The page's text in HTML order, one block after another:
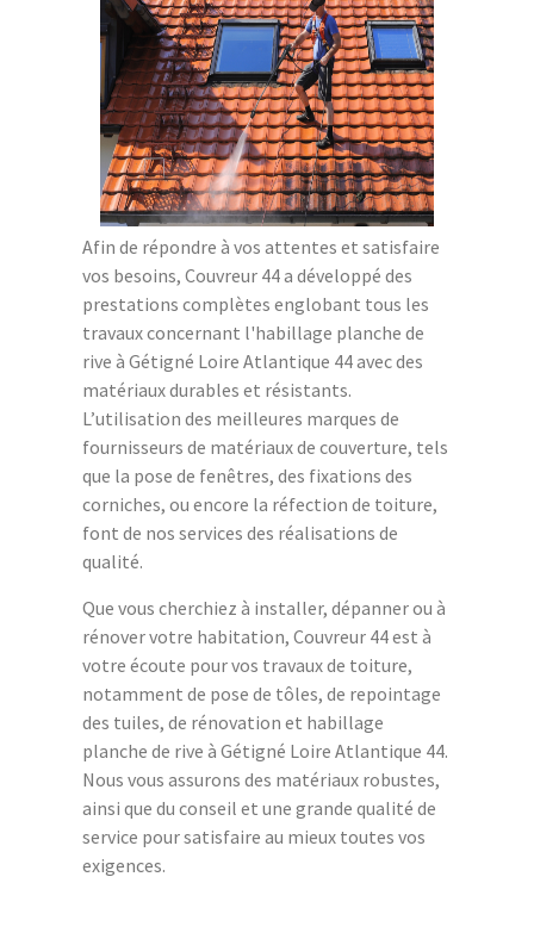
Afin de répondre à vos attentes et satisfaire
vos besoins, Couvreur 44 a développé des
prestations complètes englobant tous les
travaux concernant l'habillage planche de
rive à Gétigné Loire Atlantique 44 avec des
matériaux durables et résistants.
L’utilisation des meilleures marques de
fournisseurs de matériaux de couverture, tels
que la pose de fenêtres, des fixations des
corniches, ou encore la réfection de toiture,
font de nos services des réalisations de
qualité.
Que vous cherchiez à installer, dépanner ou à
rénover votre habitation, Couvreur 44 est à
votre écoute pour vos travaux de toiture,
notamment de pose de tôles, de repointage
des tuiles, de rénovation et habillage
planche de rive à Gétigné Loire Atlantique 44.
Nous vous assurons des matériaux robustes,
ainsi que du conseil et une grande qualité de
service pour satisfaire au mieux toutes vos
exigences.